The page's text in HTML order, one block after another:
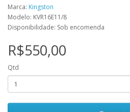
Marca: Kingston
Modelo: KVR16E11/8
Disponibilidade: Sob encomenda
R$550,00
Qtd